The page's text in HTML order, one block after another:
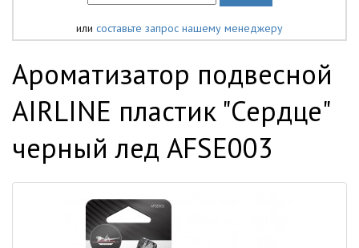
или составьте запрос нашему менеджеру
Ароматизатор подвесной
AIRLINE пластик "Сердце"
черный лед AFSE003